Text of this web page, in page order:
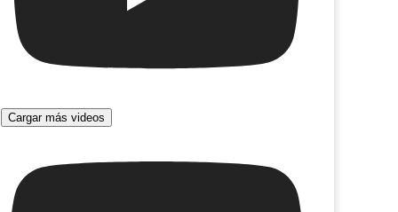
Porno brujas. Teoría King Kong
Cargar más videos